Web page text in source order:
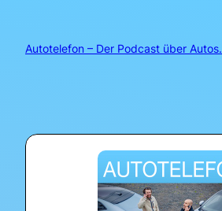
springen
Autotelefon – Der Podcast über Autos.